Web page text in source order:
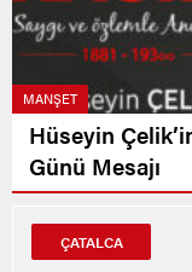
MANŞET
Hüseyin
Günü Mesajı
ÇATALCA